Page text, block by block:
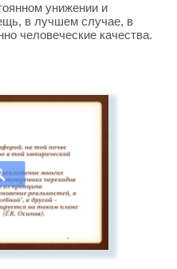
унижении и
в лучшем случае, в
человеческие качества.